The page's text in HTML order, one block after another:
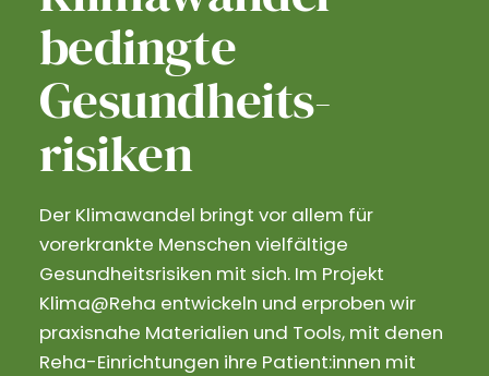
bedingte
Gesundheits­
risiken
Der Klimawandel bringt vor allem für
vorerkrankte Menschen vielfältige
Gesundheitsrisiken mit sich. Im Projekt
Klima@Reha entwickeln und erproben wir
praxisnahe Materialien und Tools, mit denen
Reha-Einrichtungen ihre Patient:innen mit